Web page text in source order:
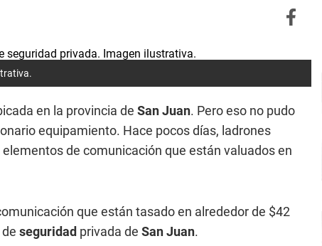
en la provincia de San Juan. Pero eso no pudo
equipamiento. Hace pocos días, ladrones
de comunicación que están valuados en
que están tasado en alrededor de $42
de seguridad privada de San Juan.